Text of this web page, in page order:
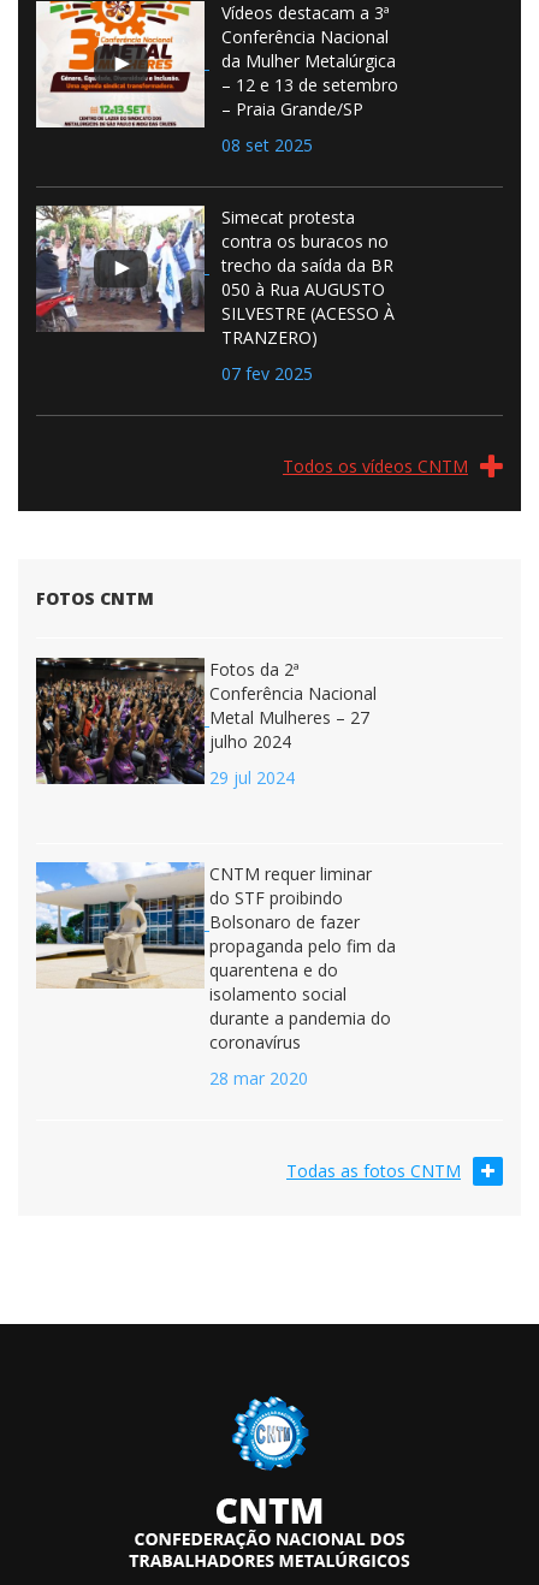
Vídeos destacam a 3ª
Conferência Nacional
da Mulher Metalúrgica
– 12 e 13 de setembro
– Praia Grande/SP
08 set 2025
Simecat protesta
contra os buracos no
trecho da saída da BR
050 à Rua AUGUSTO
SILVESTRE (ACESSO À
TRANZERO)
07 fev 2025
Todos os vídeos CNTM
FOTOS CNTM
Fotos da 2ª
Conferência Nacional
Metal Mulheres – 27
julho 2024
29 jul 2024
CNTM requer liminar
do STF proibindo
Bolsonaro de fazer
propaganda pelo fim da
quarentena e do
isolamento social
durante a pandemia do
coronavírus
28 mar 2020
Todas as fotos CNTM